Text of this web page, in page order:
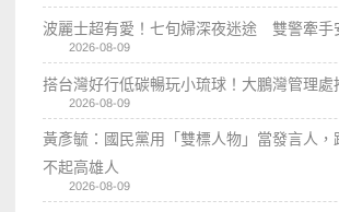
波麗士超有愛！七旬婦深夜迷途 雙警牽手
2026-08-09
搭台灣好行低碳暢玩小琉球！大鵬灣管理處
2026-08-09
黃彥毓：國民黨用「雙標人物」當發言人，
不起高雄人
2026-08-09